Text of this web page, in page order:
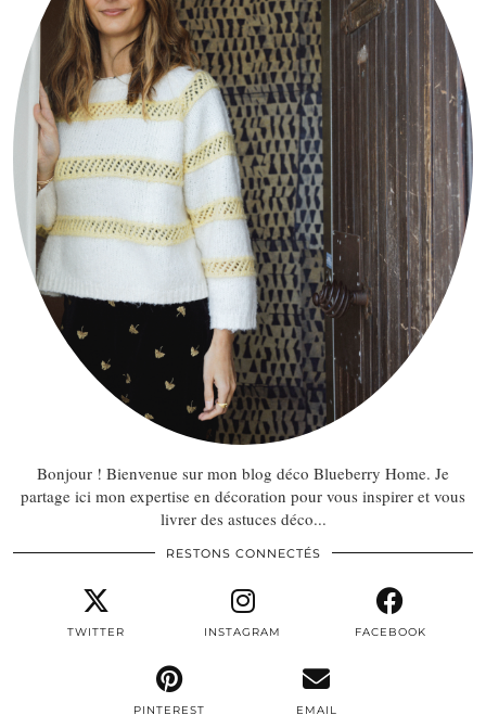
Bonjour ! Bienvenue sur mon blog déco Blueberry Home. Je
partage ici mon expertise en décoration pour vous inspirer et vous
livrer des astuces déco...
RESTONS CONNECTÉS
TWITTER INSTAGRAM FACEBOOK
PINTEREST EMAIL